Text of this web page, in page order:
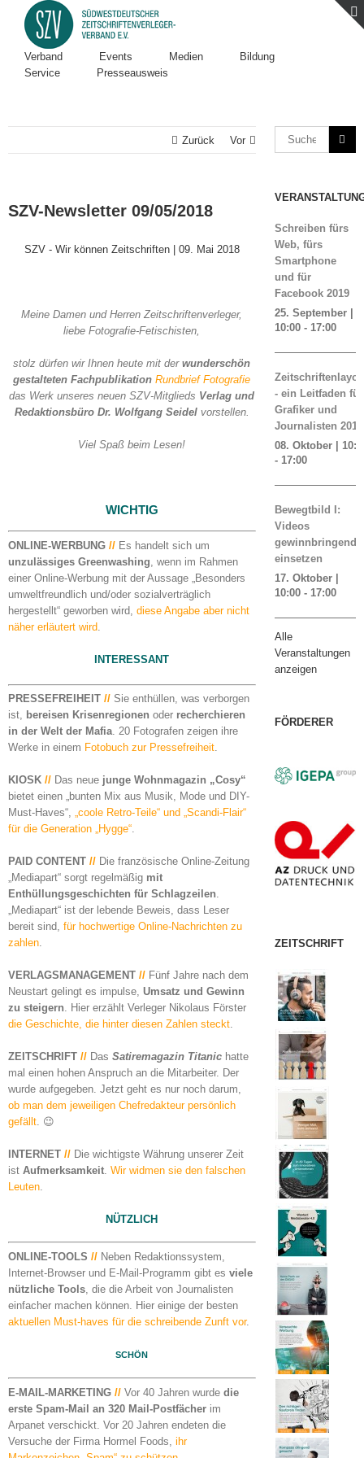
Verband Events Medien
Bildung
Service
Presseausweis
Zurück Vor
SZV-Newsletter 09/05/2018
SZV - Wir können Zeitschriften | 09. Mai 2018
Meine Damen und Herren Zeitschriftenverleger,
liebe Fotografie-Fetischisten,
stolz dürfen wir Ihnen heute mit derwunderschön
gestalteten Fachpublikation Rundbrief Fotografie
das Werk unseres neuen SZV-Mitglieds Verlag und
Redaktionsbüro Dr. Wolfgang Seidelvorstellen.
Viel Spaß beim Lesen!
WICHTIG
ONLINE-WERBUNG // Es handelt sich um
unzulässiges Greenwashing , wenn im Rahmen
einer Online-Werbung mit der Aussage „Besonders
umweltfreundlich und/oder sozialverträglich
hergestellt“ geworben wird, diese Angabe aber nicht
näher erläutert wird
INTERESSANT
PRESSEFREIHEIT // Sie enthüllen, was verborgen
ist, bereisen Krisenregionen oder recherchieren
in der Welt der Mafia. 20 Fotografen zeigen ihre
Werke in einem Fotobuch zur Pressefreiheit.
KIOSK // Das neue junge Wohnmagazin „Cosy“
bietet einen „bunten Mix aus Musik, Mode und DIY-
Must-Haves“, „coole Retro-Teile“ und „Scandi-Flair“
für die Generation „Hygge“.
PAID CONTENT // Die französische Online-Zeitung
„Mediapart“ sorgt regelmäßig mit
Enthüllungsgeschichten für Schlagzeilen.
„Mediapart“ ist der lebende Beweis, dass Leser
bereit sind, für hochwertige Online-Nachrichten zu
zahlen.
VERLAGSMANAGEMENT // Fünf Jahre nach dem
Neustart gelingt es impulse, Umsatz und Gewinn
zu steigern. Hier erzählt Verleger Nikolaus Förster
die Geschichte, die hinter diesen Zahlen steckt.
ZEITSCHRIFT // Das Satiremagazin Titanic hatte
mal einen hohen Anspruch an die Mitarbeiter. Der
wurde aufgegeben. Jetzt geht es nur noch darum,
ob man dem jeweiligen Chefredakteur persönlich
gefällt. 😉
INTERNET // Die wichtigste Währung unserer Zeit
ist Aufmerksamkeit. Wir widmen sie den falschen
Leuten.
NÜTZLICH
ONLINE-TOOLS // Neben Redaktionssystem,
Internet-Browser und E-Mail-Programm gibt es viele
nützliche Tools , die die Arbeit von Journalisten
einfacher machen können. Hier einige der besten
aktuellen Must-haves für die schreibende Zunft vor.
SCHÖN
E-MAIL-MARKETING // Vor 40 Jahren wurde die
erste Spam-Mail an 320 Mail-Postfächer im
Arpanet verschickt. Vor 20 Jahren endeten die
Versuche der Firma Hormel Foods, ihr
Schreiben fürs
Web, fürs
Smartphone
und für
Facebook 2019
25. September |
10:00- 17:00
- ein Leitfaden für
Grafiker und
Journalisten 2019
08. Oktober |
- 17:00
Bewegtbild I:
Videos
gewinnbringend
einsetzen
17. Oktober |
10:00- 17:00
Alle
Veranstaltungen
anzeigen
FÖRDERER
ZEITSCHRIFT